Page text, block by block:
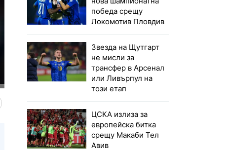
победа срещу
Локомотив Пловдив
Звезда на Щутгарт
не мисли за
трансфер в Арсенал
или Ливърпул на
този етап
ЦСКА излиза за
европейска битка
срещу Макаби Тел
Авив